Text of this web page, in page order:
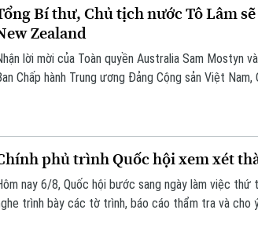
Bí thư, Chủ tịch nước Tô Lâm
Zealand
lời mời của Toàn quyền Australia Sam Mostyn
Chấp hành Trung ương Đảng Cộng sản Việt
phủ trình Quốc hội xem xét
nay 6/8, Quốc hội bước sang ngày làm việc
trình bày các tờ trình, báo cáo thẩm tra và